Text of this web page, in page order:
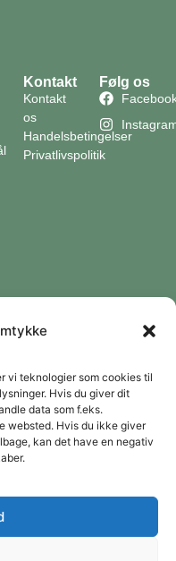
vi teknologier som cookies til
Hvis du giver dit
data som f.eks.
websted. Hvis du ikke giver
kan det have en negativ
Kontakt
Kontakt
os
Handelsbetingelser
Privatlivspolitik
Følg os